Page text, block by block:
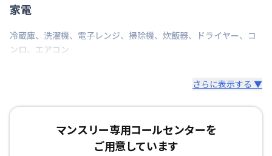
家電
冷蔵庫、 洗濯機、 電子レンジ、 掃除機、 炊飯器、 ドライヤー、 コ
ンロ、 エアコン
さらに表示する ▼
マンスリー専用コールセンターを
ご用意しています